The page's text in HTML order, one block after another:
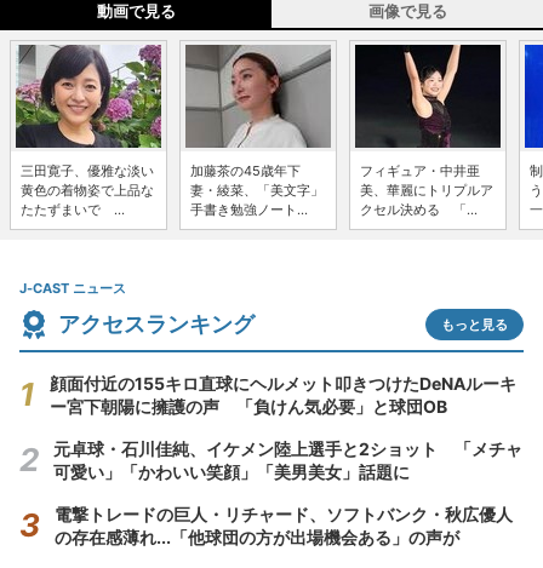
動画で見る 画像で見る
三田寛子、優雅な淡い
黄色の着物姿で上品な
たたずまいで ...
加藤茶の45歳年下
妻・綾菜、「美文字」
手書き勉強ノート...
フィギュア・中井亜
美、華麗にトリプルア
クセル決める 「...
J-CAST ニュース
アクセスランキング もっと見る
顔面付近の155キロ直球にヘルメット叩きつけたDeNAルーキ
ー宮下朝陽に擁護の声 「負けん気必要」と球団OB
元卓球・石川佳純、イケメン陸上選手と2ショット 「メチャ
可愛い」「かわいい笑顔」「美男美女」話題に
電撃トレードの巨人・リチャード、ソフトバンク・秋広優人
の存在感薄れ...「他球団の方が出場機会ある」の声が